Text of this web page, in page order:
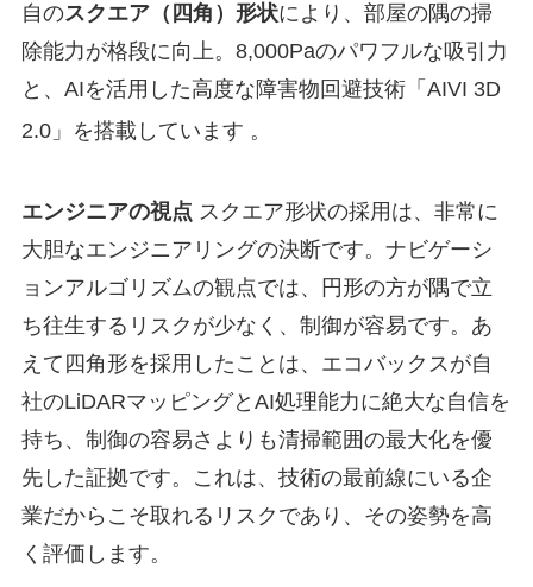
自のスクエア（四角）形状により、部屋の隅の掃
除能力が格段に向上。8,000Paのパワフルな吸引力
と、AIを活用した高度な障害物回避技術「AIVI 3D
2.0」を搭載しています 。
エンジニアの視点 スクエア形状の採用は、非常に
大胆なエンジニアリングの決断です。ナビゲーシ
ョンアルゴリズムの観点では、円形の方が隅で立
ち往生するリスクが少なく、制御が容易です。あ
えて四角形を採用したことは、エコバックスが自
社のLiDARマッピングとAI処理能力に絶大な自信を
持ち、制御の容易さよりも清掃範囲の最大化を優
先した証拠です。これは、技術の最前線にいる企
業だからこそ取れるリスクであり、その姿勢を高
く評価します。